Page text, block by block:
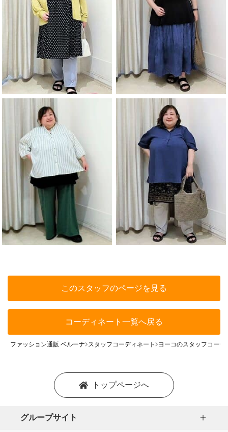
このスタッフのページを見る
コーディネート一覧へ戻る
ファッション通販 ベルーナ スタッフコーディネート ヨーコのスタッフコーデ
トップページへ
グループサイト